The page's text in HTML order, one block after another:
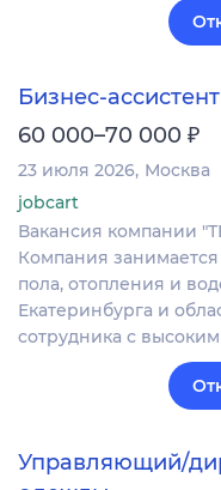
Бизнес-ассистент
60 000–70 000 ₽
23 июля 2026 Москва
jobcart
Вакансия компании
Компания
пола, отопления и
Екатеринбурга и
сотрудника с
Управляющий/